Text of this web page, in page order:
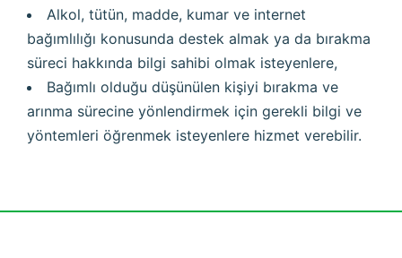
Alkol, tütün, madde, kumar ve internet
bağımlılığı konusunda destek almak ya da bırakma
süreci hakkında bilgi sahibi olmak isteyenlere,
Bağımlı olduğu düşünülen kişiyi bırakma ve
arınma sürecine yönlendirmek için gerekli bilgi ve
yöntemleri öğrenmek isteyenlere hizmet verebilir.